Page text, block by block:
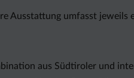
Ausstattung umfasst jeweils
aus Südtiroler und